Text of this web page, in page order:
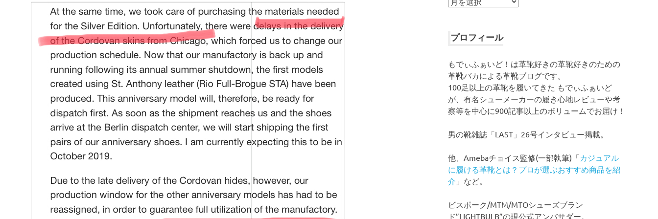
イ
プロフィール
もでぃふぁいど！は革靴好きの革靴好きのための
革靴バカによる革靴ブログです。
100足以上の革靴を履いてきた もでぃふぁいど
が、有名シューメーカーの履き心地レビューや考
察等を中心に900記事以上のボリュームでお届け！
男の靴雑誌「LAST」26号インタビュー掲載。
他、Amebaチョイス監修(一部執筆)「カジュアル
に履ける革靴とは？プロが選ぶおすすめ商品を紹
介 」など。
ビスポーク/MTM/MTOシューズブラン
ド”LIGHTBULB”の現公式アンバサダー。